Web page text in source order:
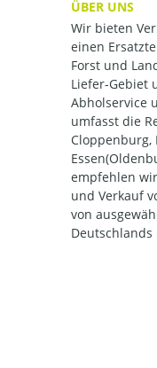
ÜBER UNS
Wir bieten
einen
Forst und
Liefer-Gebiet
Abholservice
umfasst die
Cloppenburg,
empfehlen
und Verkauf
von